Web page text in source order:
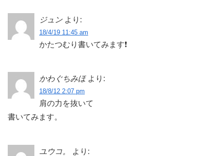
ジュン より:
18/4/19 11:45 am
かたつむり書いてみます❗
かわぐちみほ より:
18/8/12 2:07 pm
肩の力を抜いて
書いてみます。
ユウコ。 より: